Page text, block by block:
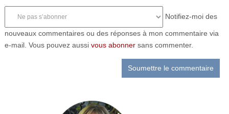
Notifiez-moi des
nouveaux commentaires ou des réponses à mon commentaire via
e-mail. Vous pouvez aussi vous abonnersans commenter.